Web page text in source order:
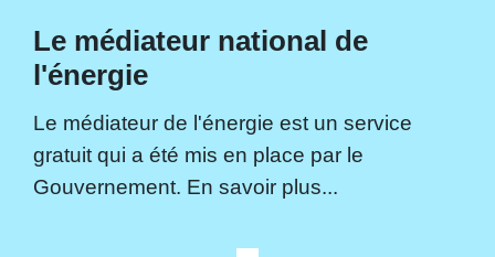
Le médiateur national de
l'énergie
Le médiateur de l'énergie est un service
gratuit qui a été mis en place par le
Gouvernement. En savoir plus...